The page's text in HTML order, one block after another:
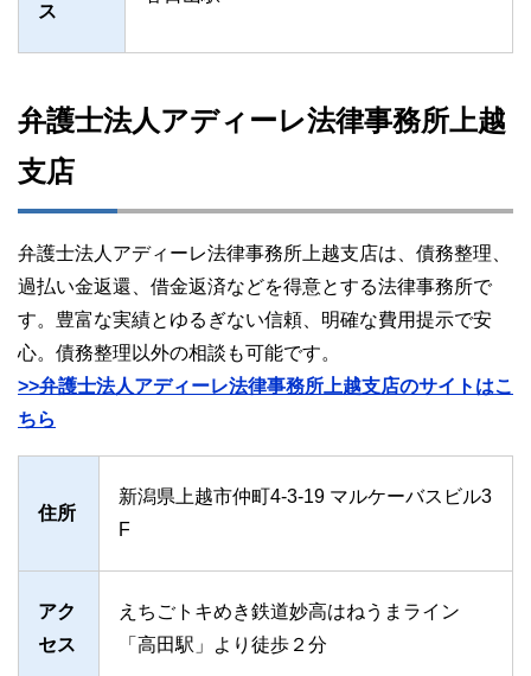
ス
弁護士法人アディーレ法律事務所上越
支店
弁護士法人アディーレ法律事務所上越支店は、債務整理、
過払い金返還、借金返済などを得意とする法律事務所で
す。豊富な実績とゆるぎない信頼、明確な費用提示で安
心。債務整理以外の相談も可能です。
>>弁護士法人アディーレ法律事務所上越支店のサイトはこ
ちら
住所
新潟県上越市仲町4-3-19 マルケーバスビル3
F
アク
セス
えちごトキめき鉄道妙高はねうまライン
「高田駅」より徒歩２分